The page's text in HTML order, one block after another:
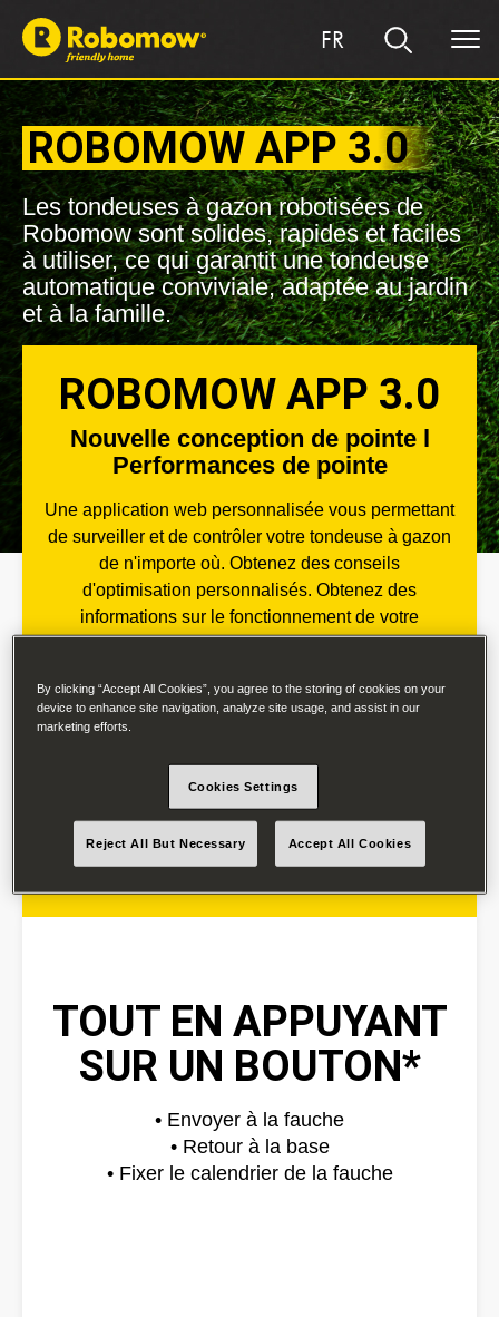
FR
ROBOMOW APP 3.0
Les tondeuses à gazon robotisées de
Robomow sont solides, rapides et faciles
à utiliser, ce qui garantit une tondeuse
automatique conviviale, adaptée au jardin
et à la famille.
ROBOMOW APP 3.0
Nouvelle conception de pointe l
Performances de pointe
Une application web personnalisée vous permettant
de surveiller et de contrôler votre tondeuse à gazon
de n'importe où. Obtenez des conseils
d'optimisation personnalisés. Obtenez des
informations sur le fonctionnement de votre
tondeuse. Gérez le programme hebdomadaire, en
TOUT EN APPUYANT
SUR UN BOUTON*
• Envoyer à la fauche
• Retour à la base
• Fixer le calendrier de la fauche
By clicking “Accept All Cookies”, you agree to the storing of cookies on your
device to enhance site navigation, analyze site usage, and assist in our
marketing efforts.
Cookies Settings
Reject All But Necessary Accept All Cookies